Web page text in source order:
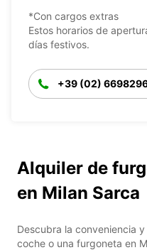
*Con cargos extras
Estos horarios de
días festivos.
+39 (02)
Alquiler de
en Milan Sarca
Descubra la conveniencia
coche o una furgoneta en